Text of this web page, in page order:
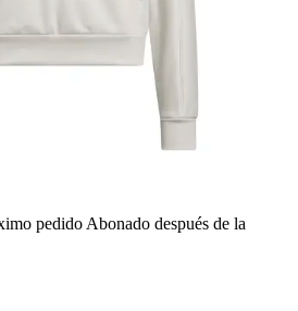
pedido Abonado después de la